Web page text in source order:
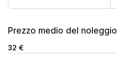
Prezzo medio del
32 €